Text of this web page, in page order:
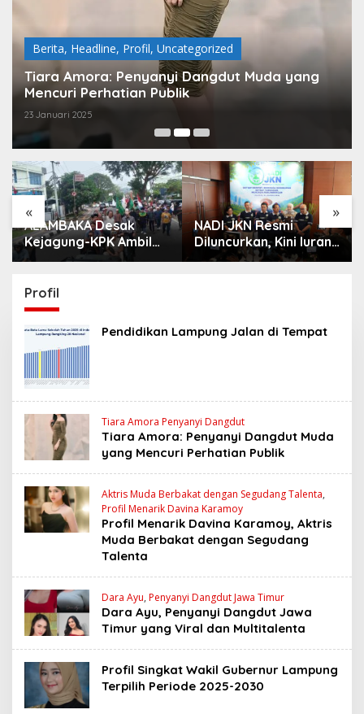
Berita, Headline, Profil, Uncategorized
Tiara Amora: Penyanyi Dangdut Muda yang
Mencuri Perhatian Publik
23 Januari 2025
« »
ALAMBAKA Desak
Kejagung-KPK Ambil
Alih 4 Kasus Korupsi
NADI JKN Resmi
Diluncurkan, Kini Iuran
BPJS Kesehatan Bisa
Profil
Pendidikan Lampung Jalan di Tempat
Tiara Amora Penyanyi Dangdut
Tiara Amora: Penyanyi Dangdut Muda
yang Mencuri Perhatian Publik
Aktris Muda Berbakat dengan Segudang Talenta,
Profil Menarik Davina Karamoy
Profil Menarik Davina Karamoy, Aktris
Muda Berbakat dengan Segudang
Talenta
Dara Ayu, Penyanyi Dangdut Jawa Timur
Dara Ayu, Penyanyi Dangdut Jawa
Timur yang Viral dan Multitalenta
Profil Singkat Wakil Gubernur Lampung
Terpilih Periode 2025-2030